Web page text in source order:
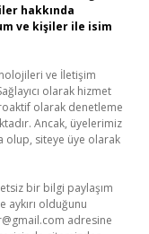
hakkında
ve kişiler ile isim
ve İletişim
olarak hizmet
olarak denetleme
Ancak, üyelerimiz
olup, siteye üye olarak
bir bilgi paylaşım
olduğunu
adresine